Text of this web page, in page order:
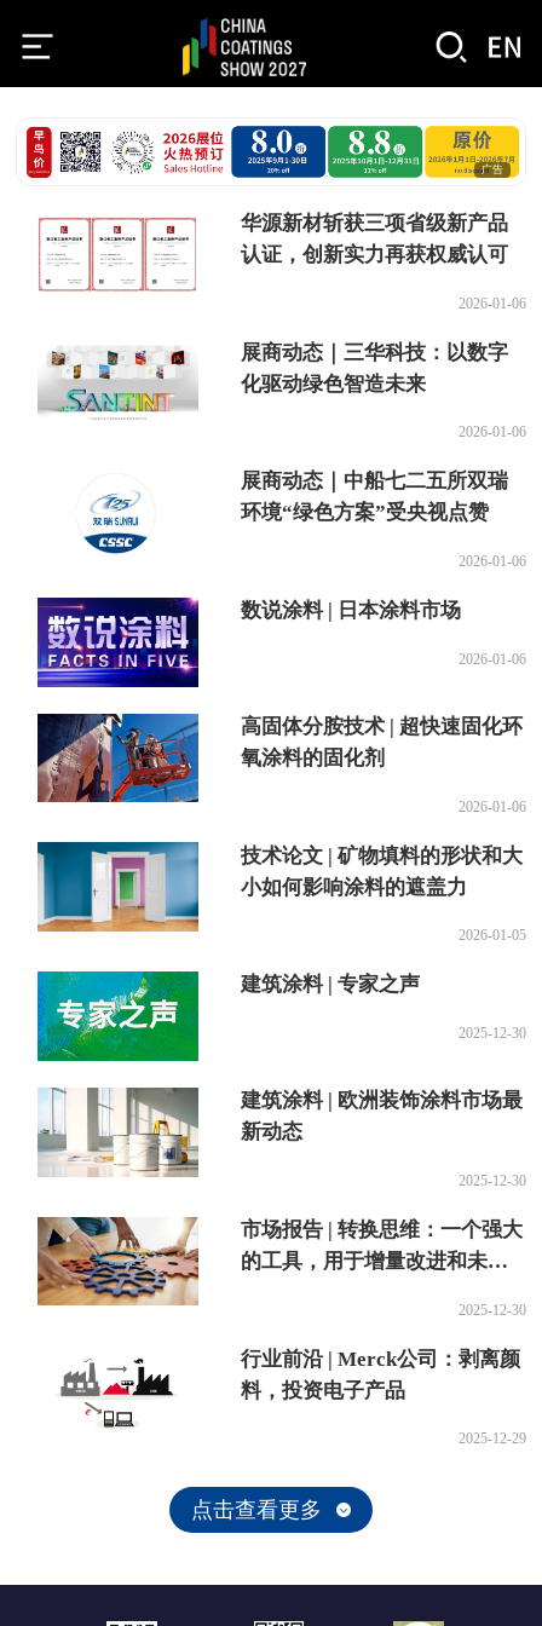
广告
华源新材斩获三项省级新产品
认证，创新实力再获权威认可
2026-01-06
展商动态｜三华科技：以数字
化驱动绿色智造未来
2026-01-06
展商动态｜中船七二五所双瑞
环境“绿色方案”受央视点赞
2026-01-06
数说涂料 | 日本涂料市场
2026-01-06
高固体分胺技术 | 超快速固化环
氧涂料的固化剂
2026-01-06
技术论文 | 矿物填料的形状和大
小如何影响涂料的遮盖力
2026-01-05
建筑涂料 | 专家之声
2025-12-30
建筑涂料 | 欧洲装饰涂料市场最
新动态
2025-12-30
市场报告 | 转换思维：一个强大
的工具，用于增量改进和未来
2025-12-30
行业前沿 | Merck公司：剥离颜
料，投资电子产品
2025-12-29
点击查看更多